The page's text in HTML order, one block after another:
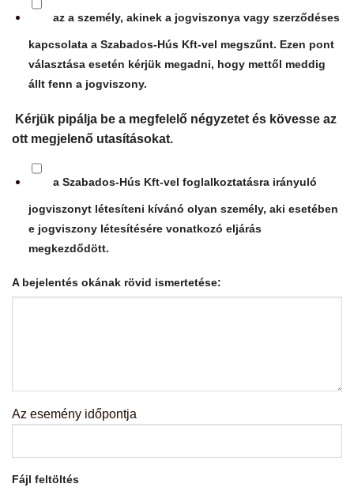
az a személy, akinek a jogviszonya vagy szerződéses
kapcsolata a Szabados-Hús Kft-vel megszűnt. Ezen pont
választása esetén kérjük megadni, hogy mettől meddig
állt fenn a jogviszony.
Kérjük pipálja be a megfelelő négyzetet és kövesse az
ott megjelenő utasításokat.
a Szabados-Hús Kft-vel foglalkoztatásra irányuló
jogviszonyt létesíteni kívánó olyan személy, aki esetében
e jogviszony létesítésére vonatkozó eljárás
megkezdődött.
A bejelentés okának rövid ismertetése:
Az esemény időpontja
Fájl feltöltés